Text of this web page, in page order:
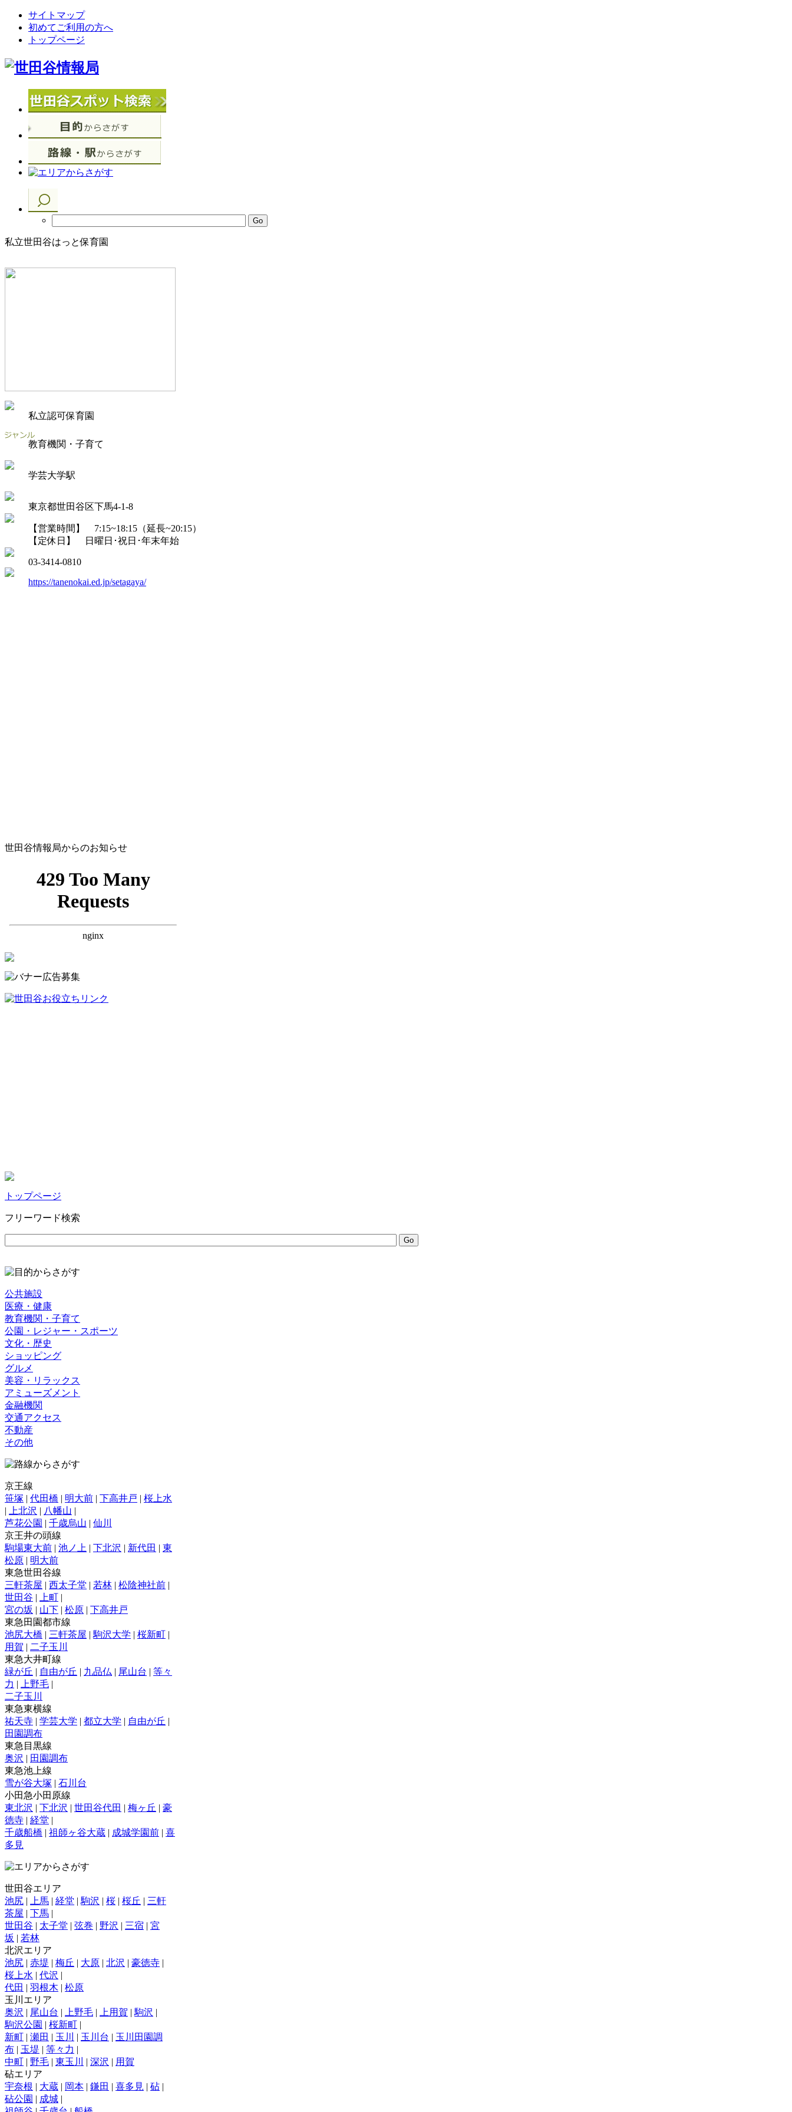
サイトマップ
初めてご利用の方へ
トップページ
私立世田谷はっと保育園
私立認可保育園
教育機関・子育て
学芸大学駅
東京都世田谷区下馬4-1-8
【営業時間】 7:15~18:15（延長~20:15）
【定休日】 日曜日･祝日･年末年始
03-3414-0810
https://tanenokai.ed.jp/setagaya/
世田谷情報局からのお知らせ
トップページ
フリーワード検索
公共施設
医療・健康
教育機関・子育て
公園・レジャー・スポーツ
文化・歴史
ショッピング
グルメ
美容・リラックス
アミューズメント
金融機関
交通アクセス
不動産
その他
京王線
笹塚 | 代田橋 | 明大前 | 下高井戸 | 桜上水
|
上北沢 | 八幡山 |
芦花公園 | 千歳烏山 | 仙川
京王井の頭線
駒場東大前 | 池ノ上 | 下北沢 | 新代田 | 東
松原 | 明大前
東急世田谷線
三軒茶屋 | 西太子堂 | 若林 | 松陰神社前 |
世田谷 | 上町 |
宮の坂 | 山下 | 松原 | 下高井戸
東急田園都市線
池尻大橋 | 三軒茶屋 | 駒沢大学 | 桜新町 |
用賀 | 二子玉川
東急大井町線
緑が丘 | 自由が丘 | 九品仏 | 尾山台 | 等々
力 | 上野毛 |
二子玉川
東急東横線
祐天寺 | 学芸大学 | 都立大学 | 自由が丘 |
田園調布
東急目黒線
奥沢 | 田園調布
東急池上線
雪が谷大塚 | 石川台
小田急小田原線
東北沢 | 下北沢 | 世田谷代田 | 梅ヶ丘 | 豪
徳寺 | 経堂 |
千歳船橋 | 祖師ヶ谷大蔵 | 成城学園前 | 喜
多見
世田谷エリア
池尻 | 上馬 | 経堂 | 駒沢 | 桜 | 桜丘 | 三軒
茶屋 | 下馬 |
世田谷 | 太子堂 | 弦巻 | 野沢 | 三宿 | 宮
坂 | 若林
北沢エリア
池尻 | 赤堤 | 梅丘 | 大原 | 北沢 | 豪徳寺 |
桜上水 | 代沢 |
代田 | 羽根木 | 松原
玉川エリア
奥沢 | 尾山台 | 上野毛 | 上用賀 | 駒沢 |
駒沢公園 | 桜新町 |
新町 | 瀬田 | 玉川 | 玉川台 | 玉川田園調
布 | 玉堤 | 等々力 |
中町 | 野毛 | 東玉川 | 深沢 | 用賀
砧エリア
宇奈根 | 大蔵 | 岡本 | 鎌田 | 喜多見 | 砧 |
砧公園 | 成城 |